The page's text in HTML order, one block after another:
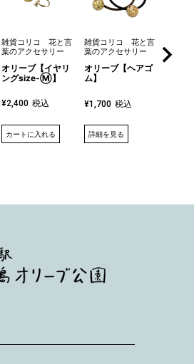
雑貨コリコ 花と言
葉のアクセサリー
オリーブ【イヤリ
ングsize-Ⓜ】
¥2,400 税込
カートに入れる
雑貨コリコ 花と言
葉のアクセサリー
オリーブ【ヘアゴ
ム】
¥1,700 税込
詳細を見る
ナル雑